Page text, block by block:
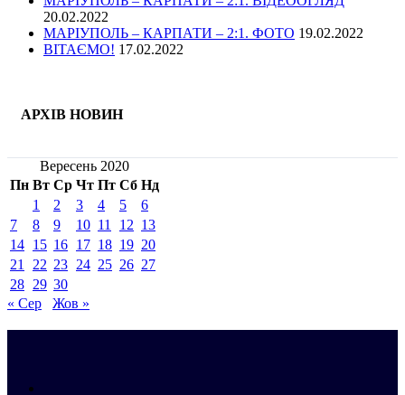
20.02.2022
МАРІУПОЛЬ – КАРПАТИ – 2:1. ФОТО 19.02.2022
ВІТАЄМО! 17.02.2022
АРХІВ НОВИН
Вересень 2020
Пн Вт Ср Чт Пт Сб Нд
1
2 3 4 5
6
7
8 9 10 11 12 13
14 15 16 17 18 19 20
21
22 23 24 25 26 27
28 29 30
« Сер
Жов »